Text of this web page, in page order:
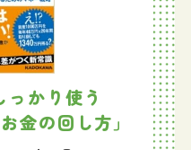
かり使う
金の回し方」